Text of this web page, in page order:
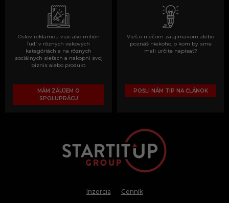
Oslov reklamou viac ako milión
ľudí v rôznych vekových
kategóriách a na rôznych
sociálnych sieťach a nakopni svoj
biznis alebo produkt.
MÁM ZÁUJEM O
SPOLUPRÁCU
Vieš o niečom zaujímavom alebo
poznáš niekoho, o kom by sme
mali určite napísať?
POŠLI NÁM TIP NA ČLÁNOK
Inzercia Cenník